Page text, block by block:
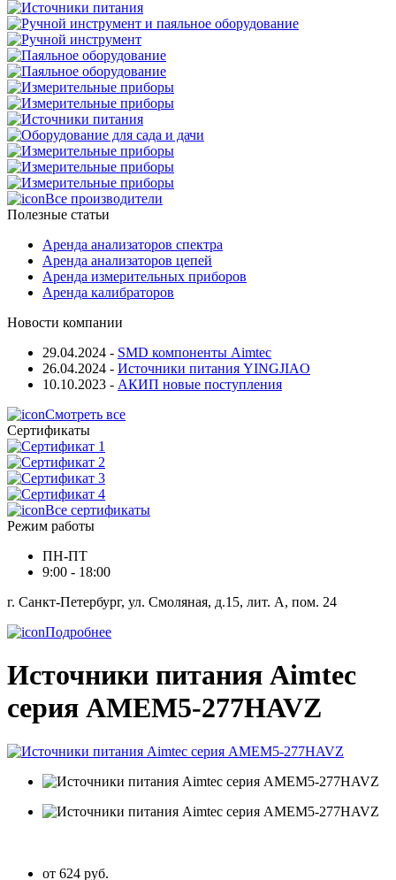
Все производители
Полезные статьи
Аренда анализаторов спектра
Аренда анализаторов цепей
Аренда измерительных приборов
Аренда калибраторов
Новости компании
29.04.2024 - SMD компоненты Aimtec
26.04.2024 - Источники питания YINGJIAO
10.10.2023 - АКИП новые поступления
Смотреть все
Сертификаты
Все сертификаты
Режим работы
ПН-ПТ
9:00 - 18:00
г. Санкт-Петербург, ул. Смоляная, д.15, лит. А, пом. 24
Подробнее
Источники питания Aimtec
серия AMEM5-277HAVZ
от 624 руб.